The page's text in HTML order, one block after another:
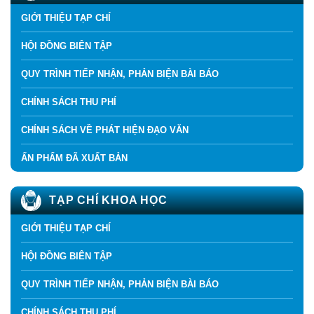
GIỚI THIỆU TẠP CHÍ
HỘI ĐỒNG BIÊN TẬP
QUY TRÌNH TIẾP NHẬN, PHẢN BIỆN BÀI BÁO
CHÍNH SÁCH THU PHÍ
CHÍNH SÁCH VỀ PHÁT HIỆN ĐẠO VĂN
ẤN PHẨM ĐÃ XUẤT BẢN
TẠP CHÍ KHOA HỌC
GIỚI THIỆU TẠP CHÍ
HỘI ĐỒNG BIÊN TẬP
QUY TRÌNH TIẾP NHẬN, PHẢN BIỆN BÀI BÁO